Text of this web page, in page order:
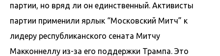
партии, но вряд ли он единственный. Активисты
партии применили ярлык “Московский Митч” к
лидеру республиканского сената Митчу
Макконнеллу из-за его поддержки Трампа. Это